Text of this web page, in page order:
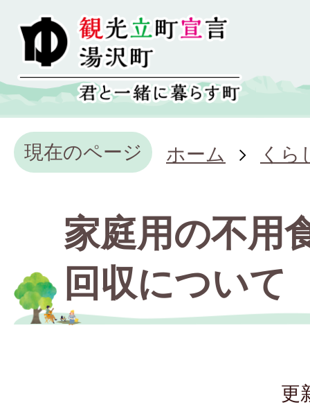
現在のページ ホーム くら
家庭用の不用
回収について
更